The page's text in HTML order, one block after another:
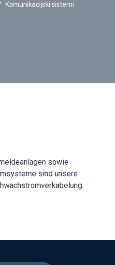
Komunikacijski sistemi
sowie
sind unsere